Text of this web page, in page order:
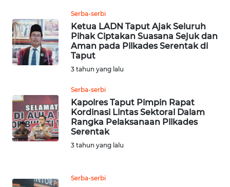
Serba-serbi
Ketua LADN Taput Ajak Seluruh
Pihak Ciptakan Suasana Sejuk dan
Aman pada Pilkades Serentak di
Taput
3 tahun yang lalu
Serba-serbi
Kapolres Taput Pimpin Rapat
Kordinasi Lintas Sektoral Dalam
Rangka Pelaksanaan Pilkades
Serentak
3 tahun yang lalu
Serba-serbi
WN
DAIRI
WN
WN
NIAS
WN